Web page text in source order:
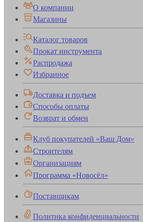
О компании
Магазины
Каталог товаров
Прокат инструмента
Распродажа
Избранное
Доставка и подъем
Способы оплаты
Возврат и обмен
Клуб покупателей «Ваш Дом»
Строителям
Организациям
Программа «Новосёл»
Поставщикам
Политика конфиденциальности